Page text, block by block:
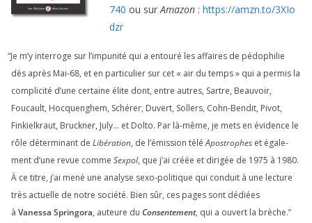
740 ou surAmazon : https://​amzn​.to/​3​X​I​o​
dzr
“Je m’y inter­roge sur l’impunité qui a entou­ré les affaires de pédo­phi­lie
dès après Mai-68, et en par­ti­cu­lier sur cet « air du temps » qui a per­mis la
com­pli­ci­té d’une cer­taine élite dont, entre autres, Sartre, Beauvoir,
Foucault, Hocquenghem, Schérer, Duvert, Sollers, Cohn-Bendit, Pivot,
Finkielkraut, Bruckner, July… et Dolto. Par là-même, je mets en évi­dence le
rôle déter­mi­nant de Libération, de l’émission téléApostrophes et éga­le­
ment d’une revue comme Sexpol, que j’ai créée et diri­gée de 1975 à 1980.
À ce titre, j’ai mené une ana­lyse sexo-poli­tique qui conduit à une lec­ture
très actuelle de notre socié­té. Bien sûr, ces pages sont dédiées
à Vanessa Springora, auteure du Consentement, qui a ouvert la brèche.”